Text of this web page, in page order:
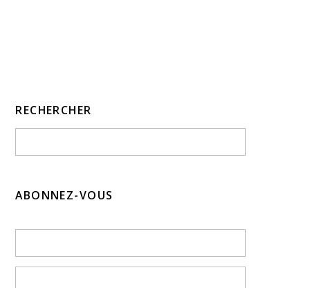
RECHERCHER
ABONNEZ-VOUS